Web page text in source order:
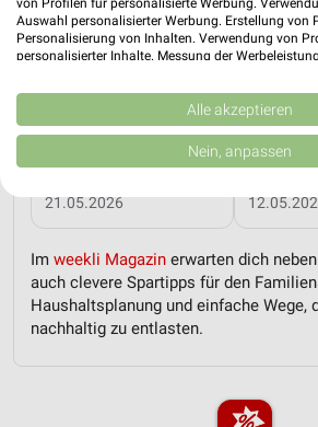
21.05.2026
Im weekli Magazin erwarten dich
auch clevere Spartipps für den
Haushaltsplanung und einfache Wege,
nachhaltig zu entlasten.
von Profilen für personalisierte Werbung.
Auswahl personalisierter Werbung. Erstellung von
Personalisierung von Inhalten. Verwendung von
personalisierter Inhalte. Messung der
Kombinationen von Daten aus verschiedenen
Verbesserung der Angebote. Verwendung
von Inhalten.
Daten können außerhalb der Europäischen Union
USA gesendet werden.
Website/App.
Wir nutzen Ihre Daten für folgende Zwecke:
IAB-Verarbeitungszwecke:
Speichern von oder Zugriff auf
auf einem Endgerät
Alle akzeptieren
Nein, anpassen